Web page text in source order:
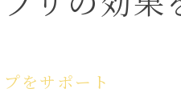
女性た
をサポート